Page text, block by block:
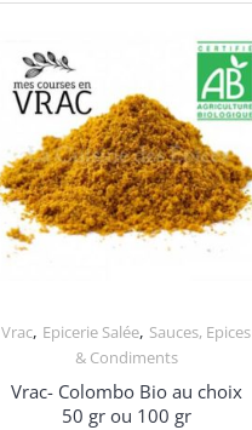
Vrac, Epicerie Salée, Sauces, Epices
& Condiments
Vrac- Colombo Bio au choix
50 gr ou 100 gr